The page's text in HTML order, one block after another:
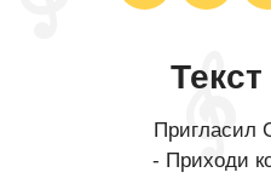
Пригласил
- Приходи